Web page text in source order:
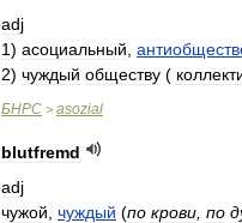
adj
1) асоциальный
2) чуждый обществу (
БНРС > asozial
blutfremd
adj
чужой чуждый (по крови по